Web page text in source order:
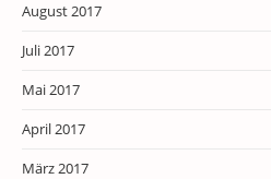
August 2017
Juli 2017
Mai 2017
April 2017
März 2017